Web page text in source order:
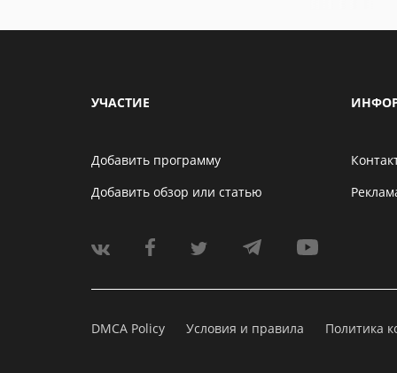
УЧАСТИЕ
Добавить программу
Добавить обзор или статью
DMCA Policy Условия и правила Политика